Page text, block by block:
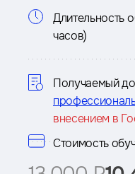
курсе
Длительность
часов)
Получаемый
внесением в
Стоимость